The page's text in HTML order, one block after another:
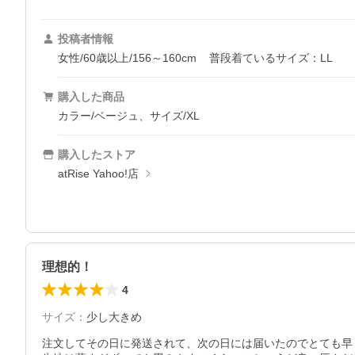
投稿者情報
女性/60歳以上/156～160cm
普段着ているサイズ：LL
購入した商品
カラー/ベージュ、サイズ/XL
購入したストア
atRise Yahoo!店
理想的！
4
サイズ ： 少し大きめ
注文してその日に発送されて、次の日には届いたのでとても早